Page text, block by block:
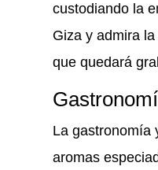
custodiando la
Giza y admira
que quedará
La gastronomía
aromas